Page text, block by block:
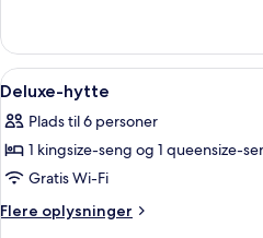
-
soveværelser
Indlæs
alle
billeder
af
Deluxe-
hytte
8
Deluxe-hytte
Plads til 6 personer
1 kingsize-seng og 1 queensize-
Gratis Wi-Fi
Flere oplysninger
Flere